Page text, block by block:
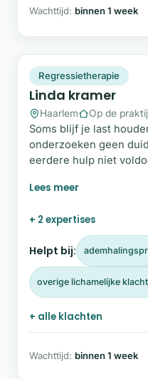
Wachttijd: binnen 1 week
Snel beschikbaar
Regressietherapie
Linda kramer
Haarlem Op de
Soms blijf je last
onderzoeken geen
eerdere hulp niet
begeleiding kijk ik
werk ik vanuit het
gedachten en energie.
jouw klacht je wil laten
+ 2 expertises
Helpt bij:
overige lichamelijke
+ alle klachten
Wachttijd: binnen 1 week